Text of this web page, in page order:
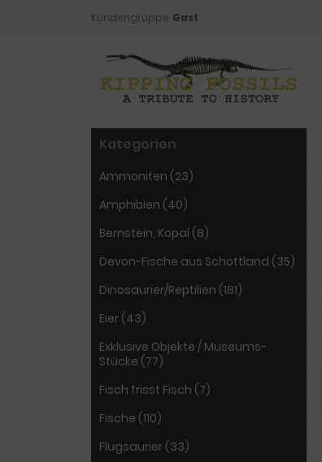
Kundengruppe: Gast
Kategorien
Ammoniten (23)
Amphibien (40)
Bernstein, Kopal (8)
Devon-Fische aus Schottland (35)
Dinosaurier/Reptilien (181)
Eier (43)
Exklusive Objekte / Museums-
Stücke (77)
Fisch frisst Fisch (7)
Fische (110)
Flugsaurier (33)